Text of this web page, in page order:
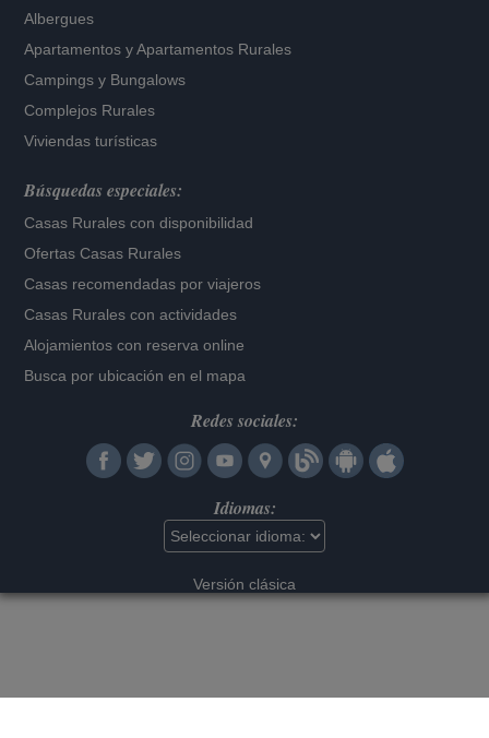
Albergues
Apartamentos yApartamentos Rurales
Campings y Bungalows
Complejos Rurales
Viviendas turísticas
Búsquedas especiales:
Casas Rurales con disponibilidad
Ofertas Casas Rurales
Casas recomendadas por viajeros
Casas Rurales con actividades
Alojamientos con reserva online
Busca por ubicación en el mapa
Redes sociales:
Idiomas:
Versión clásica